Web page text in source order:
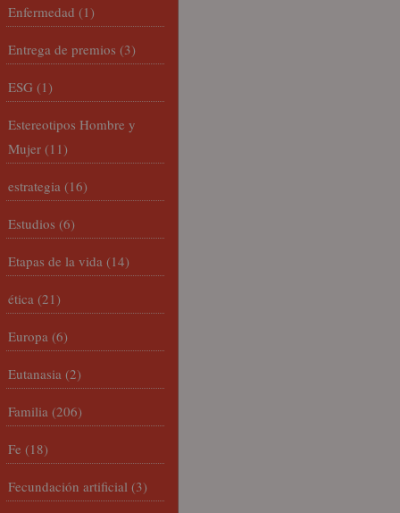
Enfermedad (1)
Entrega de premios (3)
ESG (1)
Estereotipos Hombre y
Mujer (11)
estrategia (16)
Estudios (6)
Etapas de la vida (14)
ética (21)
Europa (6)
Eutanasia (2)
Familia (206)
Fe (18)
Fecundación artificial (3)